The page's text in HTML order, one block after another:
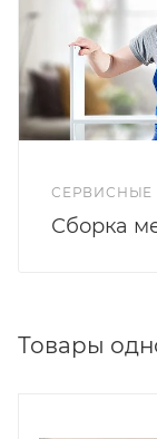
Цветовое
кронштейны и
СЕРВИСНЫЕ
Сборка
Товары